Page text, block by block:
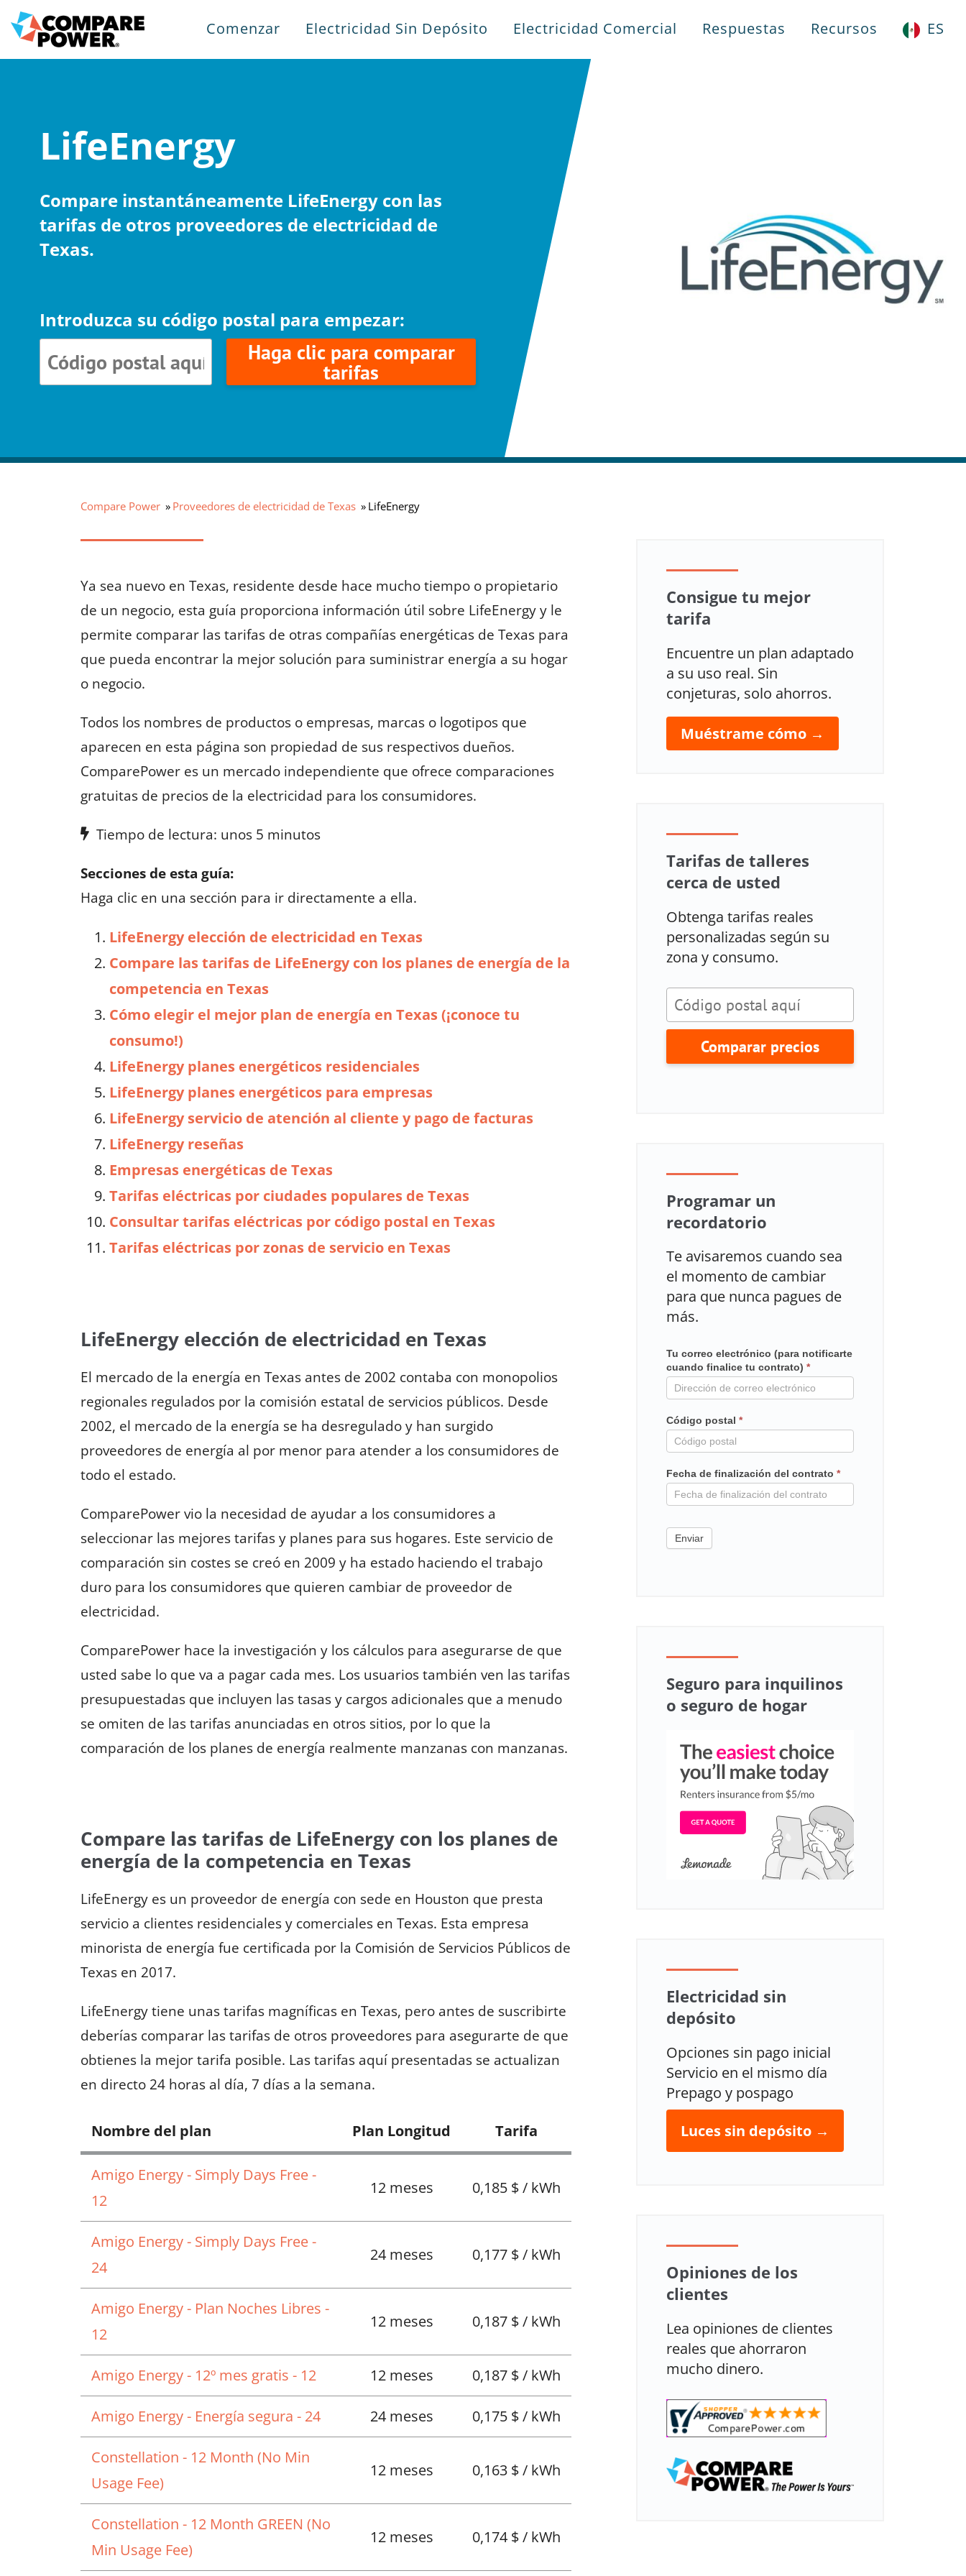
Comenzar Electricidad Sin Depósito Electricidad Comercial Respuestas Recursos ES
LifeEnergy
Compare instantáneamente LifeEnergy con las
tarifas de otros proveedores de electricidad de
Texas.
Introduzca su código postal para empezar:
Haga clic para comparar
tarifas
Compare Power Proveedores de electricidad de Texas LifeEnergy
Ya sea nuevo en Texas, residente desde hace mucho tiempo o propietario
de un negocio, esta guía proporciona información útil sobre LifeEnergy y le
permite comparar las tarifas de otras compañías energéticas de Texas para
que pueda encontrar la mejor solución para suministrar energía a su hogar
o negocio.
Todos los nombres de productos o empresas, marcas o logotipos que
aparecen en esta página son propiedad de sus respectivos dueños.
ComparePower es un mercado independiente que ofrece comparaciones
gratuitas de precios de la electricidad para los consumidores.
Tiempo de lectura: unos 5 minutos
Secciones de esta guía:
Haga clic en una sección para ir directamente a ella.
LifeEnergy elección de electricidad en Texas
Compare las tarifas de LifeEnergy con los planes de energía de la
competencia en Texas
Cómo elegir el mejor plan de energía en Texas (¡conoce tu
consumo!)
LifeEnergy planes energéticos residenciales
LifeEnergy planes energéticos para empresas
LifeEnergy servicio de atención al cliente y pago de facturas
LifeEnergy reseñas
Empresas energéticas de Texas
Tarifas eléctricas por ciudades populares de Texas
Consultar tarifas eléctricas por código postal en Texas
Tarifas eléctricas por zonas de servicio en Texas
LifeEnergy elección de electricidad en Texas
El mercado de la energía en Texas antes de 2002 contaba con monopolios
regionales regulados por la comisión estatal de servicios públicos. Desde
2002, el mercado de la energía se ha desregulado y han surgido
proveedores de energía al por menor para atender a los consumidores de
todo el estado.
ComparePower vio la necesidad de ayudar a los consumidores a
seleccionar las mejores tarifas y planes para sus hogares. Este servicio de
comparación sin costes se creó en 2009 y ha estado haciendo el trabajo
duro para los consumidores que quieren cambiar de proveedor de
electricidad.
ComparePower hace la investigación y los cálculos para asegurarse de que
usted sabe lo que va a pagar cada mes. Los usuarios también ven las tarifas
presupuestadas que incluyen las tasas y cargos adicionales que a menudo
se omiten de las tarifas anunciadas en otros sitios, por lo que la
comparación de los planes de energía realmente manzanas con manzanas.
Compare las tarifas de LifeEnergy con los planes de
energía de la competencia en Texas
LifeEnergy es un proveedor de energía con sede en Houston que presta
servicio a clientes residenciales y comerciales en Texas. Esta empresa
minorista de energía fue certificada por la Comisión de Servicios Públicos de
Texas en 2017.
LifeEnergy tiene unas tarifas magníficas en Texas, pero antes de suscribirte
deberías comparar las tarifas de otros proveedores para asegurarte de que
obtienes la mejor tarifa posible. Las tarifas aquí presentadas se actualizan
en directo 24 horas al día, 7 días a la semana.
Nombre del plan Plan Longitud Tarifa
Amigo Energy - Simply Days Free -
12
12 meses 0,185 $ / kWh
Amigo Energy - Simply Days Free -
24
24 meses 0,177 $ / kWh
Amigo Energy - Plan Noches Libres -
12
12 meses 0,187 $ / kWh
Amigo Energy - 12º mes gratis - 12 12 meses 0,187 $ / kWh
Amigo Energy - Energía segura - 24 24 meses 0,175 $ / kWh
Constellation - 12 Month (No Min
Usage Fee)
12 meses 0,163 $ / kWh
Constellation - 12 Month GREEN (No
Min Usage Fee)
12 meses 0,174 $ / kWh
Consigue tu mejor
tarifa
Encuentre un plan adaptado
a su uso real. Sin
conjeturas, solo ahorros.
Muéstrame cómo →
Tarifas de talleres
cerca de usted
Obtenga tarifas reales
personalizadas según su
zona y consumo.
Comparar precios
Programar un
recordatorio
Te avisaremos cuando sea
el momento de cambiar
para que nunca pagues de
más.
Mailchimp
en
contrato
Tu correo electrónico (para notificarte
cuando finalice tu contrato) *
Código postal *
Fecha de finalización del contrato *
Enviar
Seguro para inquilinos
o seguro de hogar
Electricidad sin
depósito
Opciones sin pago inicial
Servicio en el mismo día
Prepago y pospago
Luces sin depósito →
Opiniones de los
clientes
Lea opiniones de clientes
reales que ahorraron
mucho dinero.